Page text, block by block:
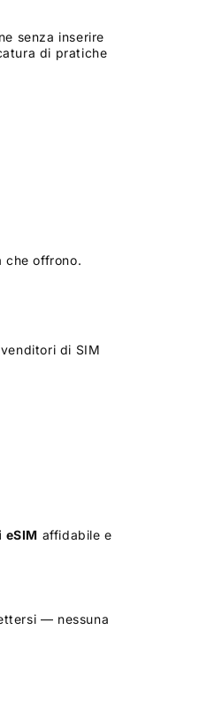
senza inserire
di pratiche
che offrono.
di SIM
eSIM affidabile e
— nessuna